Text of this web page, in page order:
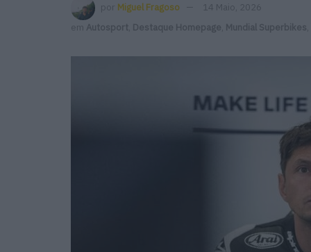
por Miguel Fragoso
14 Maio, 2026
em
Autosport Destaque Homepage Mundial Superbikes